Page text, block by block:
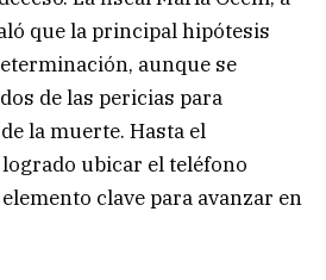
que la principal hipótesis
aunque se
de las pericias para
la muerte. Hasta el
ubicar el teléfono
clave para avanzar en